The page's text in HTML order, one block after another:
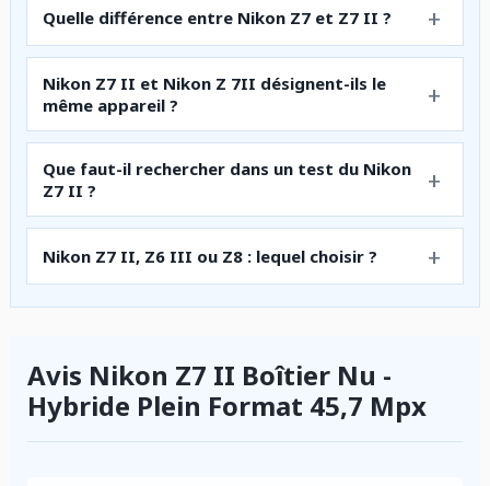
Quelle différence entre Nikon Z7 et Z7 II ?
Nikon Z7 II et Nikon Z 7II désignent-ils le
même appareil ?
Que faut-il rechercher dans un test du Nikon
Z7 II ?
Nikon Z7 II, Z6 III ou Z8 : lequel choisir ?
Avis Nikon Z7 II Boîtier Nu -
Hybride Plein Format 45,7 Mpx